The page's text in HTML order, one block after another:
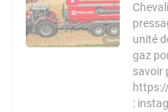
unité
gaz
savoir
: